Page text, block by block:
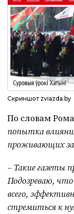
Скриншот zviazda.by
По словам
попытка
проживающих
– Такие газеты
Подозреваю,
всего,
стремиться к